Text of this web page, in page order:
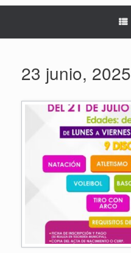
23 junio, 2025